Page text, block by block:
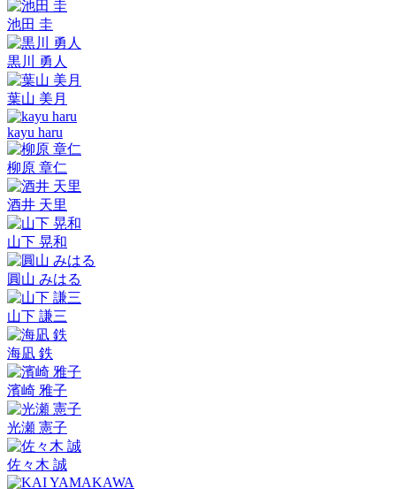
池田 圭
黒川 勇人
葉山 美月
kayu haru
柳原 章仁
酒井 天里
山下 晃和
圓山 みはる
山下 謙三
海凪 鉄
濱崎 雅子
光瀬 憲子
佐々木 誠